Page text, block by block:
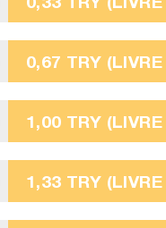
0,67 TRY
1,00 TRY
1,33 TRY